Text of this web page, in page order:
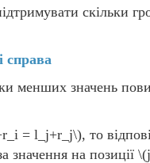
скільки
справа
менших значень
= l_j+r_j\), то
значення на позиції